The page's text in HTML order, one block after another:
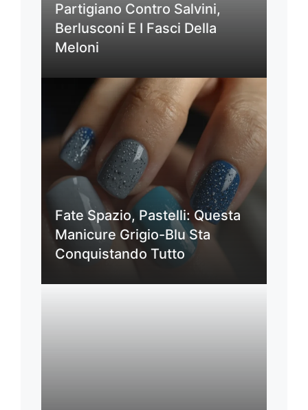
Partigiano Contro Salvini,
Berlusconi E I Fasci Della
Meloni
Fate Spazio, Pastelli: Questa
Manicure Grigio-Blu Sta
Conquistando Tutto